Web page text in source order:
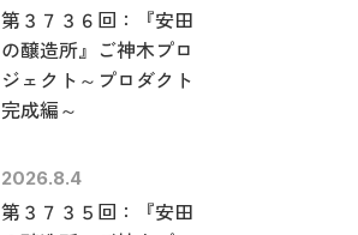
第３７３６回：『安田
の醸造所』ご神木プロ
ジェクト～プロダクト
完成編～
2026.8.4
第３７３５回：『安田